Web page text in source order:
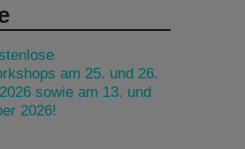
am 25. und 26.
sowie am 13. und
2026!